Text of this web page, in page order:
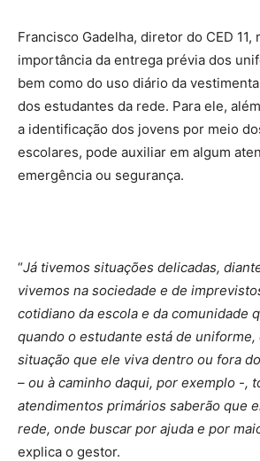
Francisco Gadelha, diretor do CED 11,
importância da entrega prévia dos
bem como do uso diário da
dos estudantes da rede. Para ele,
a identificação dos jovens por meio
escolares, pode auxiliar em algum
emergência ou segurança.
“Já tivemos situações delicadas,
vivemos na sociedade e de
cotidiano da escola e da comunidade
quando o estudante está de uniforme,
situação que ele viva dentro ou fora
– ou à caminho daqui, por exemplo -,
atendimentos primários saberão que
rede, onde buscar por ajuda e por
explica o gestor.